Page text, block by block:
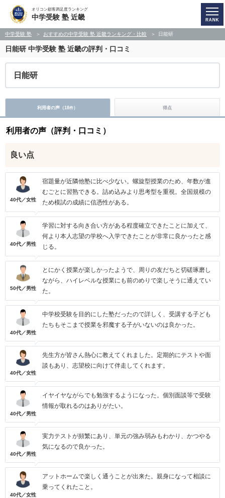
オリコン顧客満足度ランキング
中学受験 塾 近畿
中学受験 塾 おすすめの中学受験 塾 近畿ランキング・比較 日能研
日能研 中学受験 塾 近畿の評判・口コミ
日能研
利用者の声（18件） 得点
利用者の声（評判・口コミ）
良い点
40代／女性
宿題量が近隣他塾に比べ少ない。螺旋型授業のため、年数が進
むごとに習熟できる。詰め込みより思考型を重視。全国規模の
ため模試の成績に信憑性がある。
40代／男性
学習に対する向き合い方がある程度確立できたことに加えて、
何より本人志望の学校へ入学できたことが非常に良かったと感
じる。
50代／男性
とにかく授業が楽しかったようで、周りの友だちと切磋琢磨し
ながら、ハイレベルな授業にも前のめりで楽しそうに通えてい
た。
40代／男性
中学校受験を目的にした塾だったので詳しく、受講する子ども
たちもそこまで授業を邪魔する子がいないのは良かった。
40代／女性
先生方が皆さん熱心に教えてくれました。定期的にテストや面
談もあり、志望校に向けて伴走してくれます。
40代／男性
イヤイヤながらでも勉強するようになった。個別面談等で受験
情報が取れるのはありがたい。
40代／男性
実力テストが頻繁にあり、単元の強み弱みもわかり、かつやる
気になるので良かった。
40代／女性
アットホームで楽しく通うことが出来た。親身になって相談に
乗ってくれたこと。